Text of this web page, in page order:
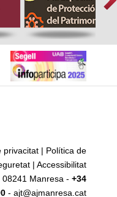
privacitat | Política de
| Accessibilitat
Manresa - +34
- ajt@ajmanresa.cat